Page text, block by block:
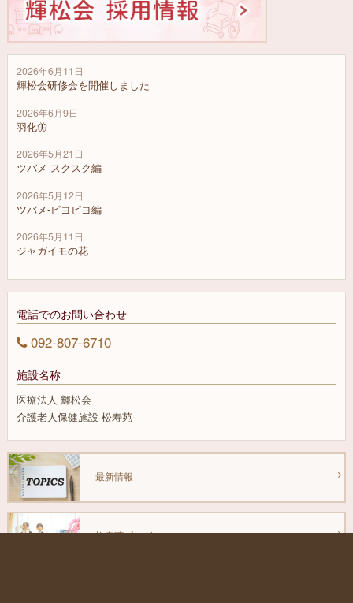
ビ
ゲ
ー
シ
ョ
ン
2026年6月11日
輝松会研修会を開催しました
2026年6月9日
羽化🦋
2026年5月21日
ツバメ-スクスク編
2026年5月12日
ツバメ-ピヨピヨ編
2026年5月11日
ジャガイモの花
電話でのお問い合わせ
092-807-6710
施設名称
医療法人 輝松会
介護老人保健施設 松寿苑
最新情報
松寿苑ブログ